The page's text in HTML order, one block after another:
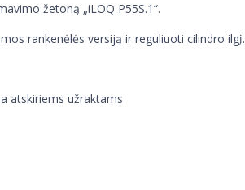
žetoną „iLOQ P55S.1“.
rankenėlės versiją ir reguliuoti cilindro ilgį.
atskiriems užraktams